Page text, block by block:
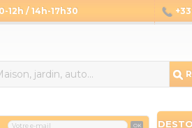
12h / 14h-17h30
OK